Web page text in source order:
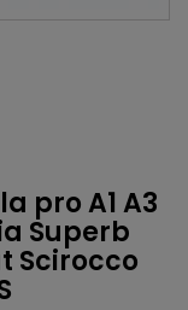
pro A1 A3
Superb
Scirocco